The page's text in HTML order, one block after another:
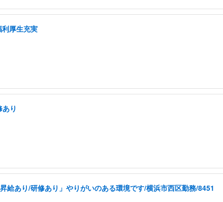
厚生充実
り
給あり/研修あり」やりがいのある環境です/横浜市西区勤務/8451